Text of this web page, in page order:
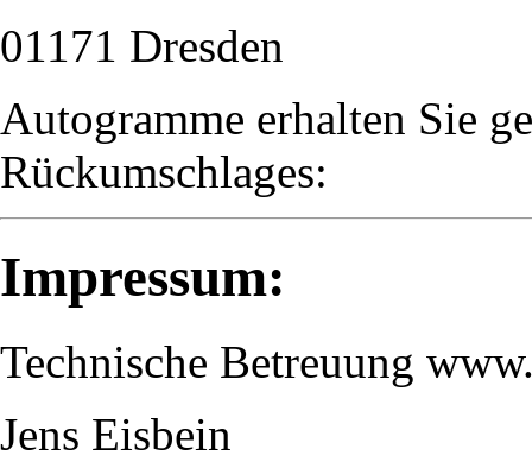
01171 Dresden
Autogramme erhalten Sie
Rückumschlages:
Impressum:
Technische Betreuung
Jens Eisbein